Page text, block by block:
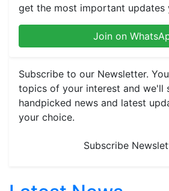
get the most important updates
Join on
Subscribe to our Newsletter.
topics of your interest and we'll
handpicked news and latest
your choice.
Subscribe